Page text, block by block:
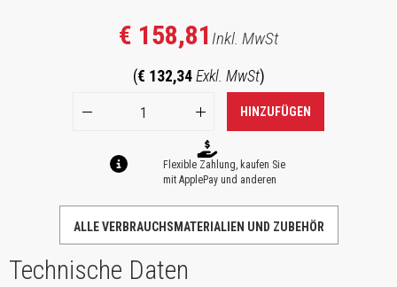
€ 158,81Inkl. MwSt
(€ 132,34 Exkl. MwSt)
HINZUFÜGEN
Flexible Zahlung, kaufen Sie
mit ApplePay und anderen
ALLE VERBRAUCHSMATERIALIEN UND ZUBEHÖR
Technische Daten